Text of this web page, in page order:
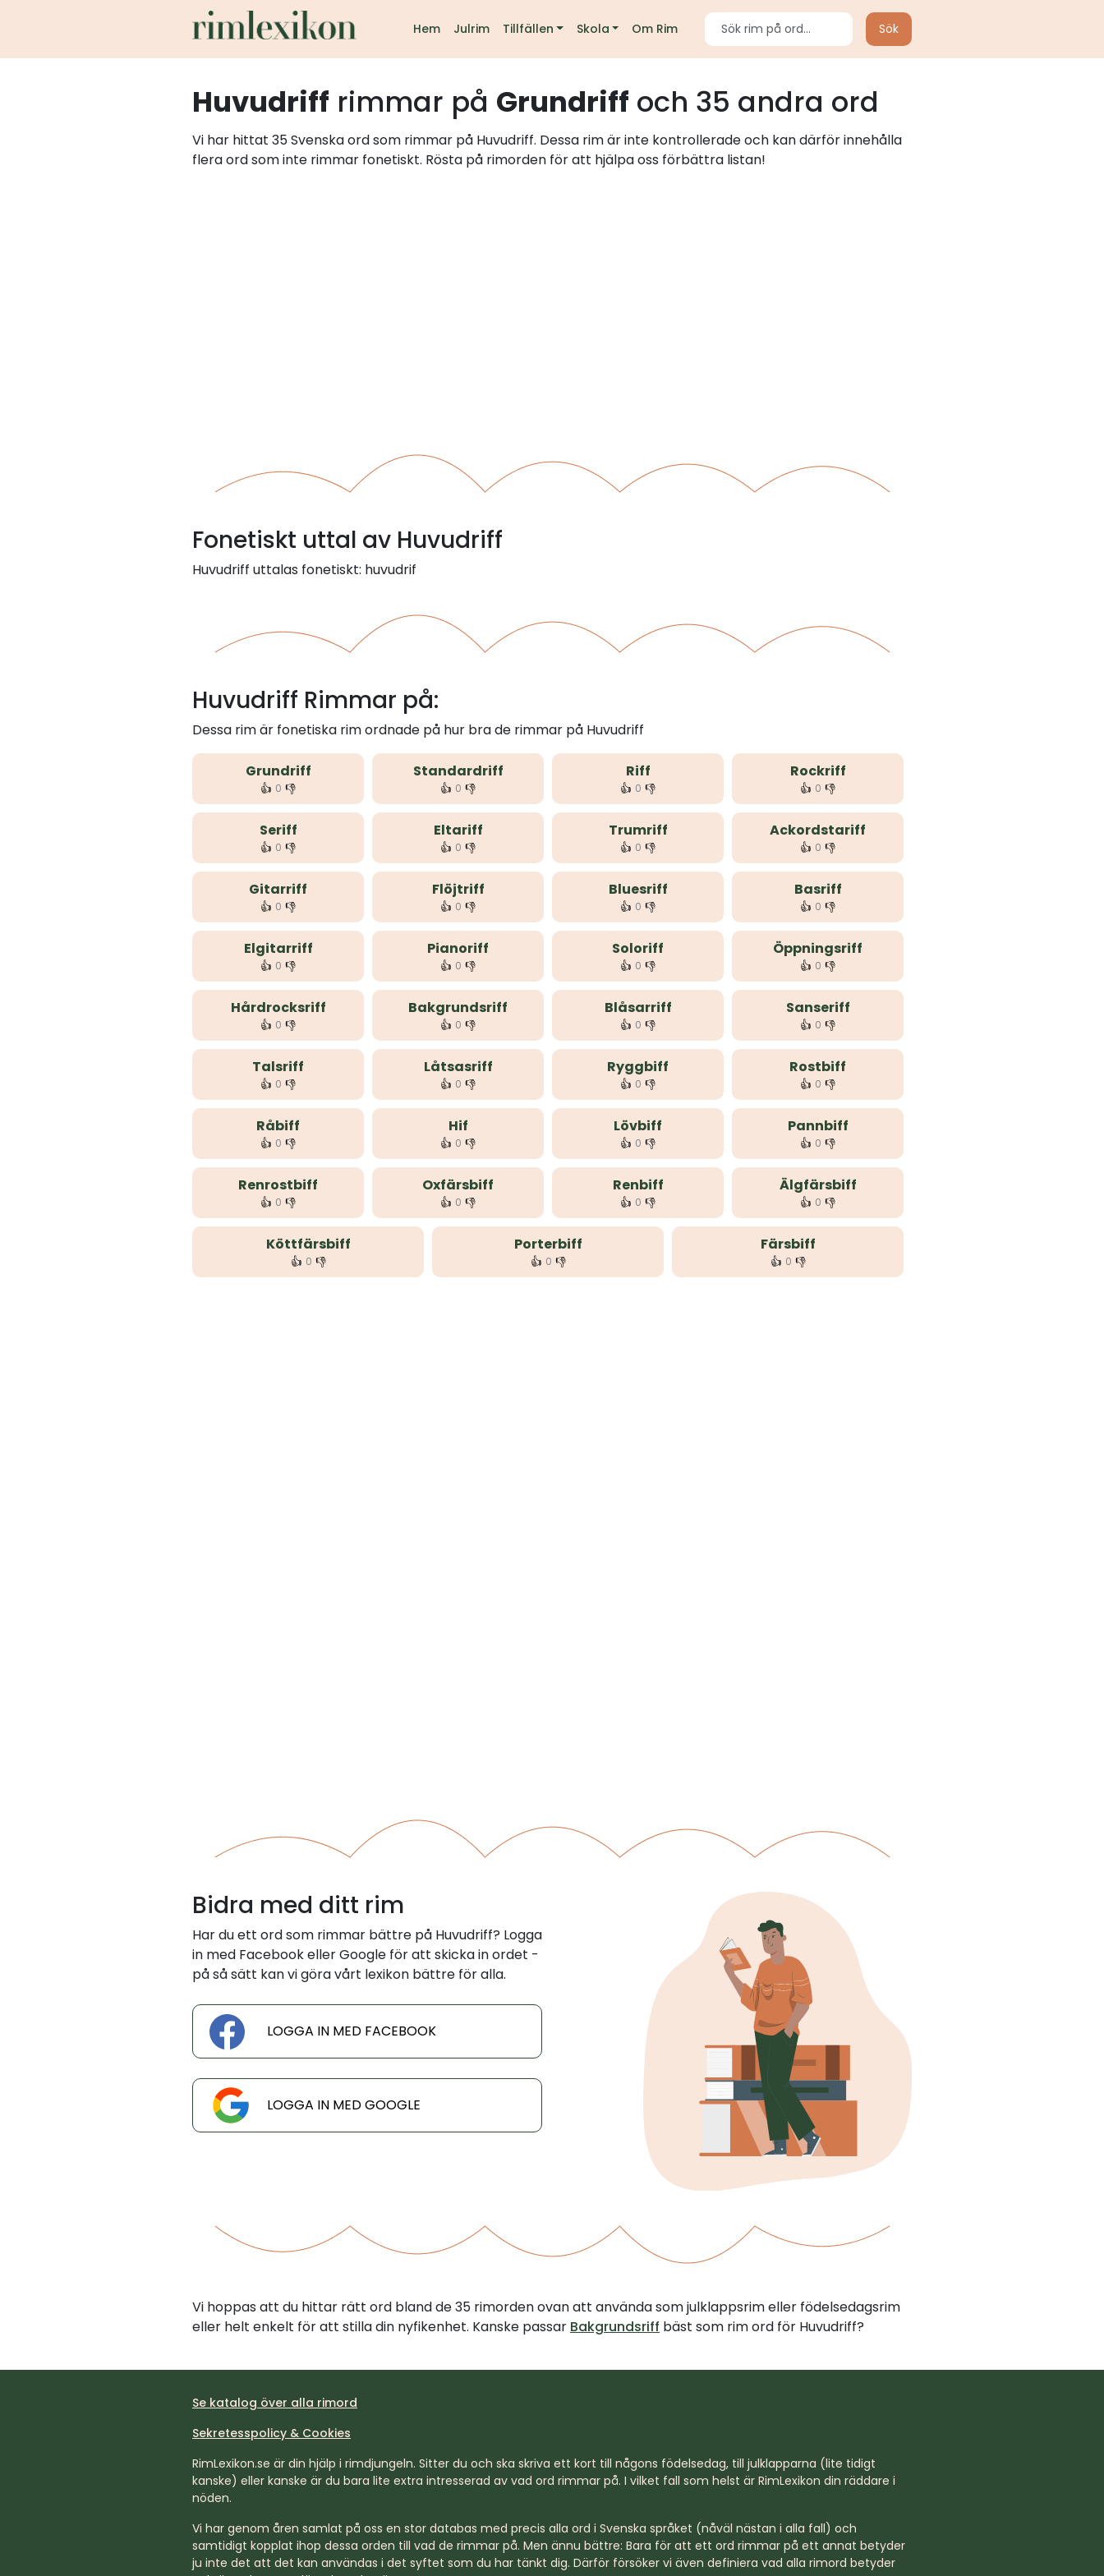
Hem Julrim Tillfällen Skola Om Rim Sök
Huvudriff rimmar på Grundriff och 35 andra ord
Vi har hittat 35 Svenska ord som rimmar på Huvudriff. Dessa rim är inte kontrollerade och kan därför innehålla
flera ord som inte rimmar fonetiskt. Rösta på rimorden för att hjälpa oss förbättra listan!
Fonetiskt uttal av Huvudriff
Huvudriff uttalas fonetiskt: huvudrif
Huvudriff Rimmar på:
Dessa rim är fonetiska rim ordnade på hur bra de rimmar på Huvudriff
Grundriff
👍 0 👎
Standardriff
👍 0 👎
Riff
👍 0 👎
Rockriff
👍 0 👎
Seriff
👍 0 👎
Eltariff
👍 0 👎
Trumriff
👍 0 👎
Ackordstariff
👍 0 👎
Gitarriff
👍 0 👎
Flöjtriff
👍 0 👎
Bluesriff
👍 0 👎
Basriff
👍 0 👎
Elgitarriff
👍 0 👎
Pianoriff
👍 0 👎
Soloriff
👍 0 👎
Öppningsriff
👍 0 👎
Hårdrocksriff
👍 0 👎
Bakgrundsriff
👍 0 👎
Blåsarriff
👍 0 👎
Sanseriff
👍 0 👎
Talsriff
👍 0 👎
Låtsasriff
👍 0 👎
Ryggbiff
👍 0 👎
Rostbiff
👍 0 👎
Råbiff
👍 0 👎
Hif
👍 0 👎
Lövbiff
👍 0 👎
Pannbiff
👍 0 👎
Renrostbiff
👍 0 👎
Oxfärsbiff
👍 0 👎
Renbiff
👍 0 👎
Älgfärsbiff
👍 0 👎
Köttfärsbiff
👍 0 👎
Porterbiff
👍 0 👎
Färsbiff
👍 0 👎
Bidra med ditt rim
Har du ett ord som rimmar bättre på Huvudriff? Logga
in med Facebook eller Google för att skicka in ordet -
på så sätt kan vi göra vårt lexikon bättre för alla.
LOGGA IN MED FACEBOOK
LOGGA IN MED GOOGLE
Vi hoppas att du hittar rätt ord bland de 35 rimorden ovan att använda som julklappsrim eller födelsedagsrim
eller helt enkelt för att stilla din nyfikenhet. Kanske passar Bakgrundsriff bäst som rim ord för Huvudriff?
Se katalog över alla rimord
Sekretesspolicy & Cookies
RimLexikon.se är din hjälp i rimdjungeln. Sitter du och ska skriva ett kort till någons födelsedag, till julklapparna (lite tidigt
kanske) eller kanske är du bara lite extra intresserad av vad ord rimmar på. I vilket fall som helst är RimLexikon din räddare i
nöden.
Vi har genom åren samlat på oss en stor databas med precis alla ord i Svenska språket (nåväl nästan i alla fall) och
samtidigt kopplat ihop dessa orden till vad de rimmar på. Men ännu bättre: Bara för att ett ord rimmar på ett annat betyder
ju inte det att det kan användas i det syftet som du har tänkt dig. Därför försöker vi även definiera vad alla rimord betyder